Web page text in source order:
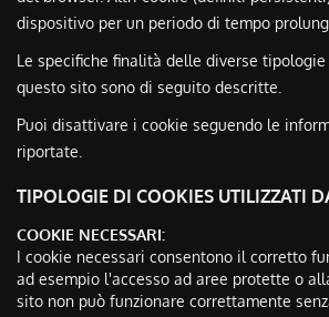
dispositivo per un periodo di tempo
Le specifiche finalità delle diverse
questo sito sono di seguito descritte.
Puoi disattivare i cookie seguendo le
riportate.
TIPOLOGIE DI COOKIES UTILIZZATI
COOKIE NECESSARI:
I cookie necessari consentono il corretto
ad esempio l'accesso ad aree protette o
sito non può funzionare correttamente